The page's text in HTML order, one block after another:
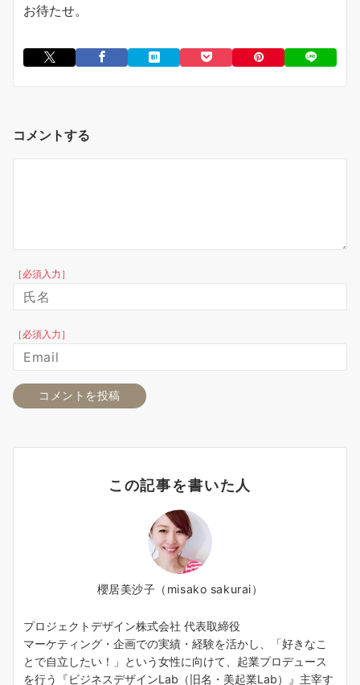
お待たせ。
コメントする
［必須入力］
［必須入力］
この記事を書いた人
櫻居美沙子（misako sakurai）
プロジェクトデザイン株式会社 代表取締役
マーケティング・企画での実績・経験を活かし、「好きなこ
とで自立したい！」という女性に向けて、起業プロデュース
を行う『ビジネスデザインLab（旧名・美起業Lab）』主宰す